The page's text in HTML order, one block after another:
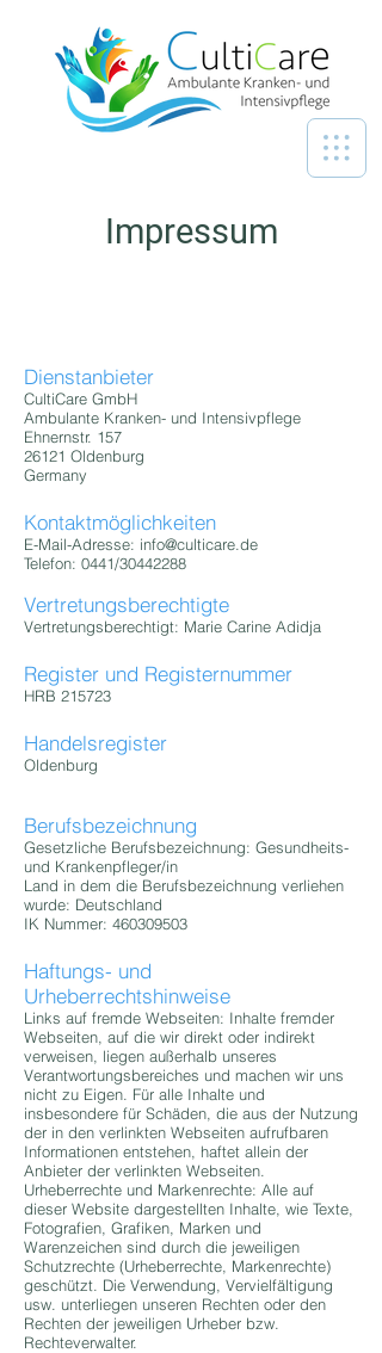
Impressum
Dienstanbieter
CultiCare GmbH
Ambulante Kranken- und Intensivpflege
Ehnernstr. 157
26121 Oldenburg
Germany
Kontaktmöglichkeiten
E-Mail-Adresse: info@culticare.de
Telefon: 0441/30442288
Vertretungsberechtigte
Vertretungsberechtigt: Marie Carine Adidja
Register und Registernummer
HRB 215723
Handelsregister
Oldenburg
Berufsbezeichnung
Gesetzliche Berufsbezeichnung: Gesundheits-
und Krankenpfleger/in
Land in dem die Berufsbezeichnung verliehen
wurde: Deutschland
IK Nummer: 460309503
Haftungs- und
Urheberrechtshinweise
Links auf fremde Webseiten: Inhalte fremder
Webseiten, auf die wir direkt oder indirekt
verweisen, liegen außerhalb unseres
Verantwortungsbereiches und machen wir uns
nicht zu Eigen. Für alle Inhalte und
insbesondere für Schäden, die aus der Nutzung
der in den verlinkten Webseiten aufrufbaren
Informationen entstehen, haftet allein der
Anbieter der verlinkten Webseiten.
Urheberrechte und Markenrechte: Alle auf
dieser Website dargestellten Inhalte, wie Texte,
Fotografien, Grafiken, Marken und
Warenzeichen sind durch die jeweiligen
Schutzrechte (Urheberrechte, Markenrechte)
geschützt. Die Verwendung, Vervielfältigung
usw. unterliegen unseren Rechten oder den
Rechten der jeweiligen Urheber bzw.
Rechteverwalter.